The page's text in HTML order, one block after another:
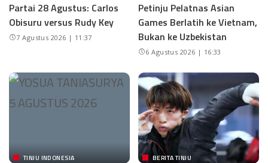
Partai 28 Agustus: Carlos
Obisuru versus Rudy Key
7 Agustus 2026 | 11:37
Petinju Pelatnas Asian
Games Berlatih ke Vietnam,
Bukan ke Uzbekistan
6 Agustus 2026 | 16:33
TINJU INDONESIA BERITA TINJU